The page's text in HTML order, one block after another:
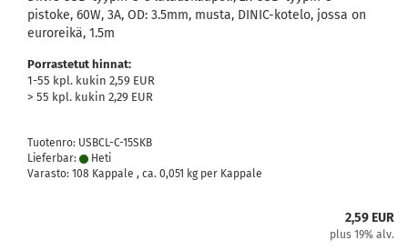
pistoke, 60W, 3A, OD: 3.5mm, musta, DINIC-kotelo, jossa on
euroreikä, 1.5m
Porrastetut hinnat:
1-55 kpl. kukin 2,59 EUR
> 55 kpl. kukin 2,29 EUR
Tuotenro: USBCL-C-15SKB
Lieferbar:
Heti
Varasto: 108 Kappale , ca. 0,051 kg per Kappale
2,59 EUR
plus 19% alv.